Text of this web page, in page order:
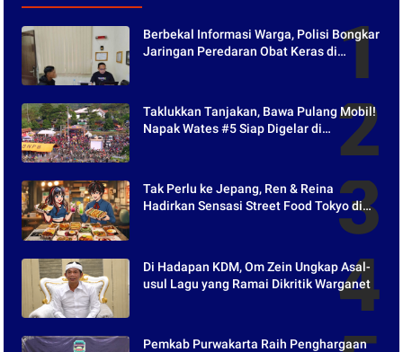
Berbekal Informasi Warga, Polisi Bongkar
Jaringan Peredaran Obat Keras di
Taklukkan Tanjakan, Bawa Pulang Mobil!
Napak Wates #5 Siap Digelar di
Tak Perlu ke Jepang, Ren & Reina
Hadirkan Sensasi Street Food Tokyo di
Di Hadapan KDM, Om Zein Ungkap Asal-
usul Lagu yang Ramai Dikritik Warganet
Pemkab Purwakarta Raih Penghargaan